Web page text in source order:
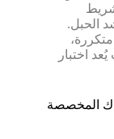
الحبل.
اختبار
المخصصة